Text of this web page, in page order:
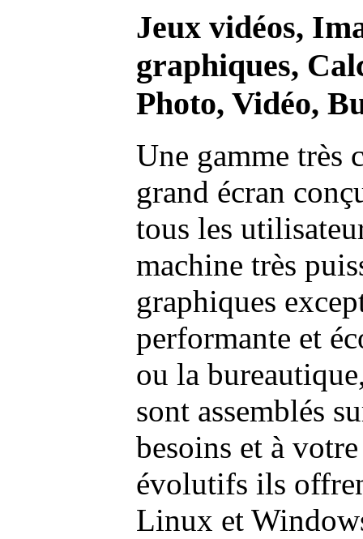
Jeux vidéos,
graphiques,
Photo, Vidéo,
Une gamme très
grand écran
tous les
machine très
graphiques
performante et
ou la
sont assemblés
besoins et à
évolutifs ils
Linux et